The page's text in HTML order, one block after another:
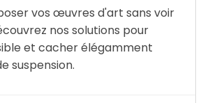
vos œuvres d'art sans voir
nos solutions pour
et cacher élégamment
suspension.